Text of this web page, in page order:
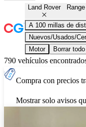
Land Rover
A 100 millas de
Nuevos/Usados/
Motor
Borrar todo
790 vehículos
Compra con precios
Mostrar solo avisos